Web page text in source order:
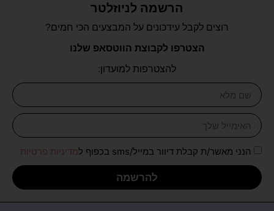
הרשמה לניוזלטר
רוצים לקבל עידכונים על המבצעים הכי חמים?
הצטרפו לקבוצת הווטסאפ שלנו
להצטרפות למועדון:
הנני מאשר/ת קבלת דיוור במייל/sms בכפוף ל מדיניות פרטיות
להרשמה